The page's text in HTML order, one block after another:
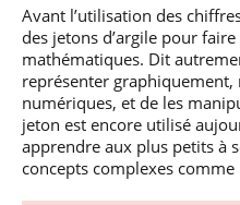
multimodale et
autonome
Avant l’utilisation des
des jetons d’argile pour
mathématiques. Dit
représenter
numériques, et de les
jeton est encore utilisé
apprendre aux plus petits à
concepts complexes